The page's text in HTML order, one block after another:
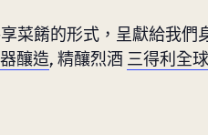
菜餚的形式，呈獻給我們
釀造, 精釀烈酒 三得利全球